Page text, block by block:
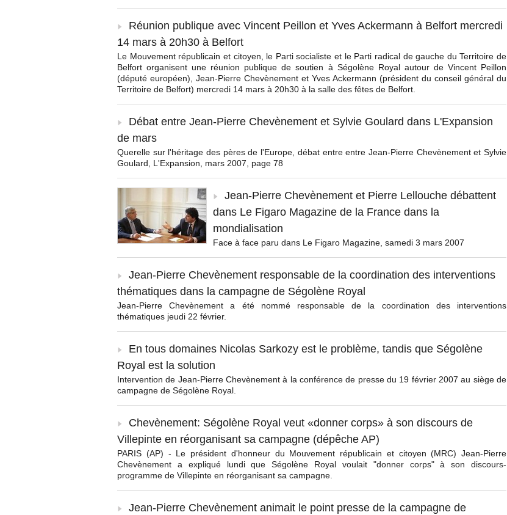
Réunion publique avec Vincent Peillon et Yves Ackermann à Belfort mercredi
14 mars à 20h30 à Belfort
Le Mouvement républicain et citoyen, le Parti socialiste et le Parti radical de gauche du Territoire de
Belfort organisent une réunion publique de soutien à Ségolène Royal autour de Vincent Peillon
(député européen), Jean-Pierre Chevènement et Yves Ackermann (président du conseil général du
Territoire de Belfort) mercredi 14 mars à 20h30 à la salle des fêtes de Belfort.
Débat entre Jean-Pierre Chevènement et Sylvie Goulard dans L'Expansion
de mars
Querelle sur l'héritage des pères de l'Europe, débat entre entre Jean-Pierre Chevènement et Sylvie
Goulard, L'Expansion, mars 2007, page 78
Jean-Pierre Chevènement et Pierre Lellouche débattent
dans Le Figaro Magazine de la France dans la
mondialisation
Face à face paru dans Le Figaro Magazine, samedi 3 mars 2007
Jean-Pierre Chevènement responsable de la coordination des interventions
thématiques dans la campagne de Ségolène Royal
Jean-Pierre Chevènement a été nommé responsable de la coordination des interventions
thématiques jeudi 22 février.
En tous domaines Nicolas Sarkozy est le problème, tandis que Ségolène
Royal est la solution
Intervention de Jean-Pierre Chevènement à la conférence de presse du 19 février 2007 au siège de
campagne de Ségolène Royal.
Chevènement: Ségolène Royal veut «donner corps» à son discours de
Villepinte en réorganisant sa campagne (dépêche AP)
PARIS (AP) - Le président d'honneur du Mouvement républicain et citoyen (MRC) Jean-Pierre
Chevènement a expliqué lundi que Ségolène Royal voulait "donner corps" à son discours-
programme de Villepinte en réorganisant sa campagne.
Jean-Pierre Chevènement animait le point presse de la campagne de